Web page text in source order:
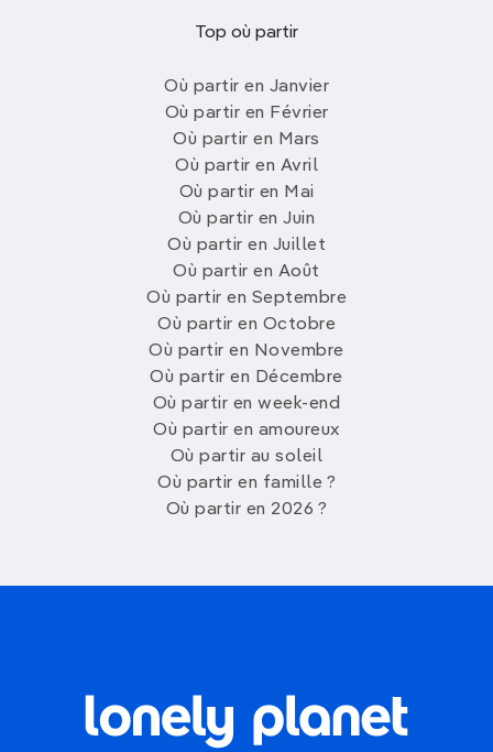
Top où partir
Où partir en Janvier
Où partir en Février
Où partir en Mars
Où partir en Avril
Où partir en Mai
Où partir en Juin
Où partir en Juillet
Où partir en Août
Où partir en Septembre
Où partir en Octobre
Où partir en Novembre
Où partir en Décembre
Où partir en week-end
Où partir en amoureux
Où partir au soleil
Où partir en famille ?
Où partir en 2026 ?